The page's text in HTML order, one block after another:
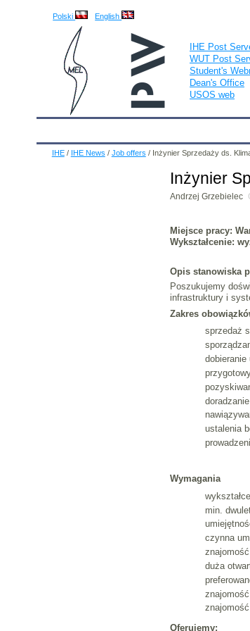
Polski English
IHE Post
WUT Post
Student's
Dean's Office
USOS web
IHE / IHE News / Job offers / Inżynier Sprzedaży ds.
Inżynier
Andrzej Grzebielec
Miejsce pracy:
Wykształcenie:
Opis stanowiska
Poszukujemy
infrastruktury i
Zakres
sprzedaż
dobieranie
ustalenia
Wymagania
min.
czynna
duża
Oferujemy: